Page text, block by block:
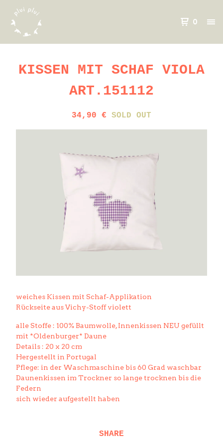
0
KISSEN MIT SCHAF VIOLA
ART.151112
34,90 € SOLD OUT
weiches Kissen mit Schaf-Applikation
Rückseite aus Vichy-Stoff violett
alle Stoffe : 100% Baumwolle, Innenkissen NEU gefüllt
mit *Oldenburger* Daune
Details : 20 x 20 cm
Hergestellt in Portugal
Pflege: in der Waschmaschine bis 60 Grad waschbar
Daunenkissen im Trockner so lange trocknen bis die
Federn
sich wieder aufgestellt haben
SHARE